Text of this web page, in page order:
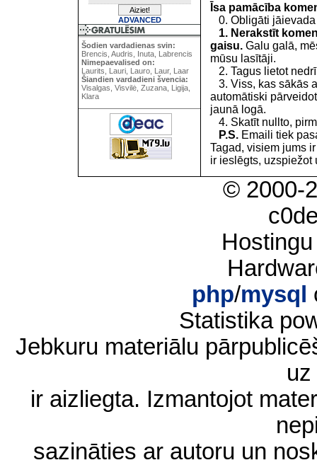
ADVANCED
Šodien vardadienas svin:
Brencis, Audris, Inuta, Labrencis
Nimepaevalised on:
Laurits, Lauri, Lauro, Laur, Laar
Šiandien vardadieni švencia:
Visalgas, Visvilė, Zuzana, Ligija,
Klara
Īsa pamācība
0. Obligāti jāievada
1. Nerakstīt
gaisu. Galu galā,
mūsu lasītāji.
2. Tagus lietot
3. Viss, kas sākās
automātiski
jaunā logā.
4. Skatīt nullto,
P.S. Emaili tiek
Tagad, visiem jums
ir ieslēgts, uzspiežot
© 2000-
php/mysql
Statistika
Jebkuru materiālu
ir aizliegta. Izmantojot
sazināties ar autoru un